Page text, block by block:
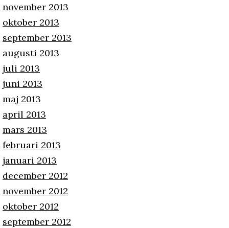
november 2013
oktober 2013
september 2013
augusti 2013
juli 2013
juni 2013
maj 2013
april 2013
mars 2013
februari 2013
januari 2013
december 2012
november 2012
oktober 2012
september 2012